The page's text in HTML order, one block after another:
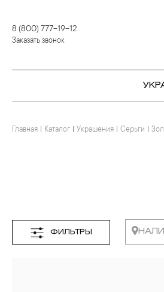
8 (800) 777-19-12
Заказать звонок
КОЛЬЦА
КОЛЬЕ
СТОЛОВЫЕ ПРИБОРЫ
БАР
КОЛЬЦА
БРОШИ
Главная Каталог Украшения Серьги
ФИЛЬТРЫ